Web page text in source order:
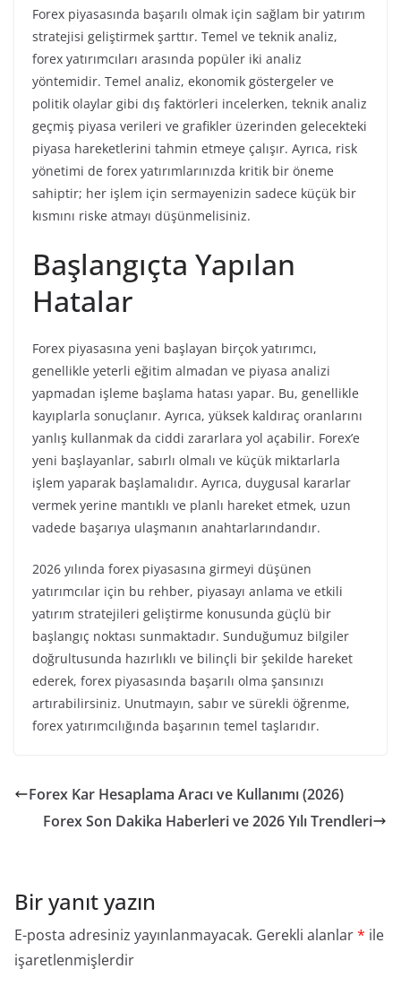
Forex piyasasında başarılı olmak için sağlam bir yatırım
stratejisi geliştirmek şarttır. Temel ve teknik analiz,
forex yatırımcıları arasında popüler iki analiz
yöntemidir. Temel analiz, ekonomik göstergeler ve
politik olaylar gibi dış faktörleri incelerken, teknik analiz
geçmiş piyasa verileri ve grafikler üzerinden gelecekteki
piyasa hareketlerini tahmin etmeye çalışır. Ayrıca, risk
yönetimi de forex yatırımlarınızda kritik bir öneme
sahiptir; her işlem için sermayenizin sadece küçük bir
kısmını riske atmayı düşünmelisiniz.
Başlangıçta Yapılan
Hatalar
Forex piyasasına yeni başlayan birçok yatırımcı,
genellikle yeterli eğitim almadan ve piyasa analizi
yapmadan işleme başlama hatası yapar. Bu, genellikle
kayıplarla sonuçlanır. Ayrıca, yüksek kaldıraç oranlarını
yanlış kullanmak da ciddi zararlara yol açabilir. Forex’e
yeni başlayanlar, sabırlı olmalı ve küçük miktarlarla
işlem yaparak başlamalıdır. Ayrıca, duygusal kararlar
vermek yerine mantıklı ve planlı hareket etmek, uzun
vadede başarıya ulaşmanın anahtarlarındandır.
2026 yılında forex piyasasına girmeyi düşünen
yatırımcılar için bu rehber, piyasayı anlama ve etkili
yatırım stratejileri geliştirme konusunda güçlü bir
başlangıç noktası sunmaktadır. Sunduğumuz bilgiler
doğrultusunda hazırlıklı ve bilinçli bir şekilde hareket
ederek, forex piyasasında başarılı olma şansınızı
artırabilirsiniz. Unutmayın, sabır ve sürekli öğrenme,
forex yatırımcılığında başarının temel taşlarıdır.
Forex Kar Hesaplama Aracı ve Kullanımı (2026)
Forex Son Dakika Haberleri ve 2026 Yılı Trendleri
Bir yanıt yazın
E-posta adresiniz yayınlanmayacak. Gerekli alanlar* ile
işaretlenmişlerdir